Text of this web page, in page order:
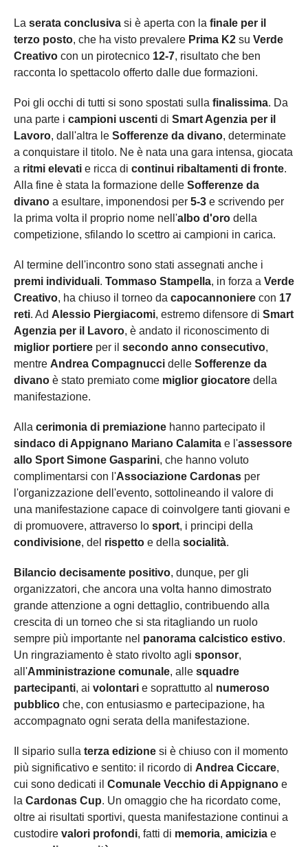
La serata conclusiva si è aperta con la finale per il
terzo posto, che ha visto prevalere Prima K2 su Verde
Creativo con un pirotecnico 12-7, risultato che ben
racconta lo spettacolo offerto dalle due formazioni.
Poi gli occhi di tutti si sono spostati sulla finalissima. Da
una parte i campioni uscenti di Smart Agenzia per il
Lavoro, dall'altra le Sofferenze da divano, determinate
a conquistare il titolo. Ne è nata una gara intensa, giocata
a ritmi elevati e ricca di continui ribaltamenti di fronte.
Alla fine è stata la formazione delle Sofferenze da
divano a esultare, imponendosi per 5-3 e scrivendo per
la prima volta il proprio nome nell'albo d'oro della
competizione, sfilando lo scettro ai campioni in carica.
Al termine dell'incontro sono stati assegnati anche i
premi individuali. Tommaso Stampella, in forza a Verde
Creativo, ha chiuso il torneo da capocannoniere con 17
reti. Ad Alessio Piergiacomi, estremo difensore di Smart
Agenzia per il Lavoro, è andato il riconoscimento di
miglior portiere per il secondo anno consecutivo,
mentre Andrea Compagnucci delle Sofferenze da
divano è stato premiato come miglior giocatore della
manifestazione.
Alla cerimonia di premiazione hanno partecipato il
sindaco di Appignano Mariano Calamita e l'assessore
allo Sport Simone Gasparini, che hanno voluto
complimentarsi con l'Associazione Cardonas per
l'organizzazione dell'evento, sottolineando il valore di
una manifestazione capace di coinvolgere tanti giovani e
di promuovere, attraverso lo sport, i principi della
condivisione, del rispetto e della socialità.
Bilancio decisamente positivo, dunque, per gli
organizzatori, che ancora una volta hanno dimostrato
grande attenzione a ogni dettaglio, contribuendo alla
crescita di un torneo che si sta ritagliando un ruolo
sempre più importante nel panorama calcistico estivo.
Un ringraziamento è stato rivolto agli sponsor,
all'Amministrazione comunale, alle squadre
partecipanti, ai volontari e soprattutto al numeroso
pubblico che, con entusiasmo e partecipazione, ha
accompagnato ogni serata della manifestazione.
Il sipario sulla terza edizione si è chiuso con il momento
più significativo e sentito: il ricordo di Andrea Ciccare,
cui sono dedicati il Comunale Vecchio di Appignano e
la Cardonas Cup. Un omaggio che ha ricordato come,
oltre ai risultati sportivi, questa manifestazione continui a
custodire valori profondi, fatti di memoria, amicizia e